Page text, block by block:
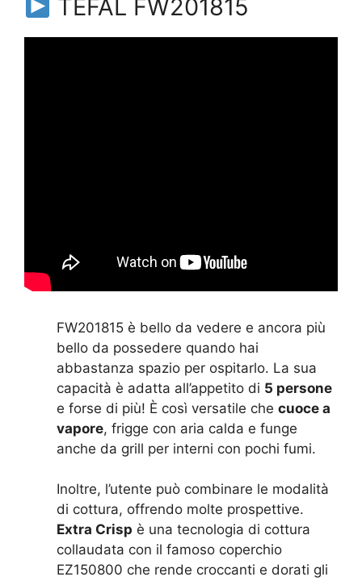
TEFAL FW201815
FW201815 è bello da vedere e ancora più
bello da possedere quando hai
abbastanza spazio per ospitarlo. La sua
capacità è adatta all’appetito di 5 persone
e forse di più! È così versatile che cuoce a
vapore, frigge con aria calda e funge
anche da grill per interni con pochi fumi.
Inoltre, l’utente può combinare le modalità
di cottura, offrendo molte prospettive.
Extra Crisp è una tecnologia di cottura
collaudata con il famoso coperchio
EZ150800 che rende croccanti e dorati gli